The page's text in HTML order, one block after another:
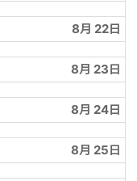
8月 22
8月 23
8月 24
8月 25